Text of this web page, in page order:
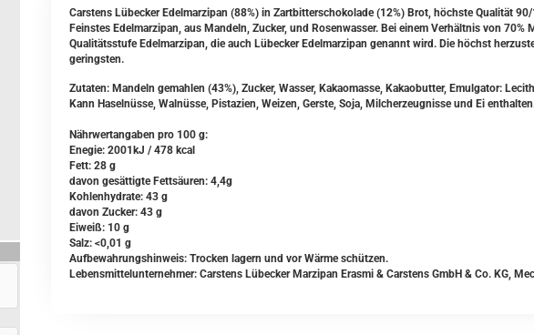
Carstens Lübecker Edelmarzipan (88%) in Zartbitterschokolade (12%) Brot, höchste Qualität
Feinstes Edelmarzipan, aus Mandeln, Zucker, und Rosenwasser. Bei einem Verhältnis von
Qualitätsstufe Edelmarzipan, die auch Lübecker Edelmarzipan genannt wird. Die höchst
geringsten.
Zutaten: Mandeln gemahlen (43%), Zucker, Wasser, Kakaomasse, Kakaobutter, Emulgator:
Kann Haselnüsse, Walnüsse, Pistazien, Weizen, Gerste, Soja, Milcherzeugnisse und Ei
Nährwertangaben pro 100 g:
Enegie: 2001kJ / 478 kcal
Fett: 28 g
davon gesättigte Fettsäuren: 4,4g
Kohlenhydrate: 43 g
davon Zucker: 43 g
Eiweiß: 10 g
Salz: <0,01 g
Aufbewahrungshinweis: Trocken lagern und vor Wärme schützen.
Lebensmittelunternehmer: Carstens Lübecker Marzipan Erasmi & Carstens GmbH & Co. KG,